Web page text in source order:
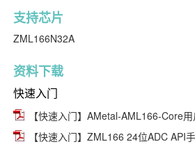
支持芯片
ZML166N32A
资料下载
快速入门
【快速入门】AMetal-AML166-Core
【快速入门】ZML166 24位ADC API